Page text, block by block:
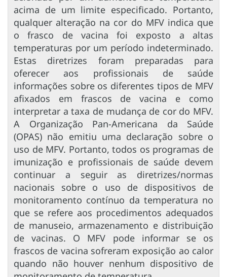
acima de um limite especificado. Portanto,
qualquer alteração na cor do MFV indica que
o frasco de vacina foi exposto a altas
temperaturas por um período indeterminado.
Estas diretrizes foram preparadas para
oferecer aos profissionais de saúde
informações sobre os diferentes tipos de MFV
afixados em frascos de vacina e como
interpretar a taxa de mudança de cor do MFV.
A Organização Pan-Americana da Saúde
(OPAS) não emitiu uma declaração sobre o
uso de MFV. Portanto, todos os programas de
imunização e profissionais de saúde devem
continuar a seguir as diretrizes/normas
nacionais sobre o uso de dispositivos de
monitoramento contínuo da temperatura no
que se refere aos procedimentos adequados
de manuseio, armazenamento e distribuição
de vacinas. O MFV pode informar se os
frascos de vacina sofreram exposição ao calor
quando não houver nenhum dispositivo de